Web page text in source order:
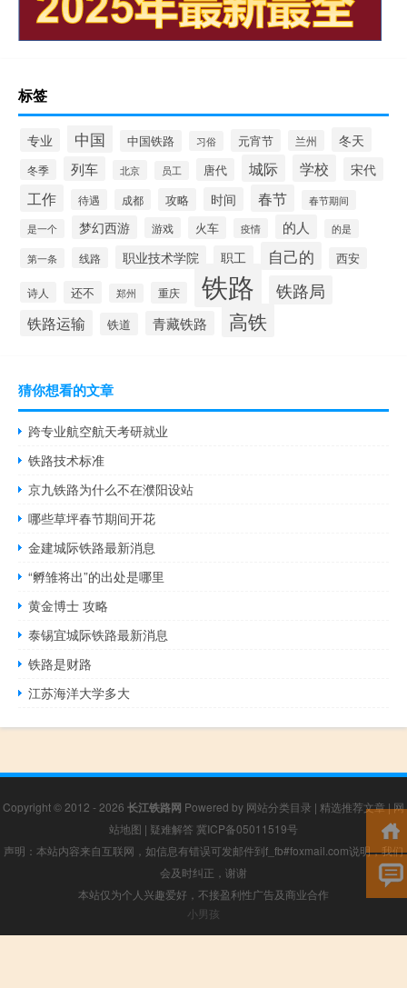
标签
专业 中国 中国铁路 习俗 元宵节 兰州 冬天
冬季 列车 北京 员工 唐代 城际 学校 宋代
工作 待遇 成都 攻略 时间 春节 春节期间
是一个 梦幻西游 游戏 火车 疫情 的人 的是
第一条 线路 职业技术学院 职工 自己的 西安
诗人 还不 郑州 重庆 铁路 铁路局
铁路运输 铁道 青藏铁路 高铁
猜你想看的文章
跨专业航空航天考研就业
铁路技术标准
京九铁路为什么不在濮阳设站
哪些草坪春节期间开花
金建城际铁路最新消息
“孵雏将出”的出处是哪里
黄金博士 攻略
泰锡宜城际铁路最新消息
铁路是财路
江苏海洋大学多大
Copyright © 2012 - 2026 长江铁路网 Powered by 网站分类目录 | 精选推荐文章|网
站地图 | 疑难解答 冀ICP备05011519号
声明：本站内容来自互联网，如信息有错误可发邮件到f_fb#foxmail.com说明，我们
会及时纠正，谢谢
本站仅为个人兴趣爱好，不接盈利性广告及商业合作
小男孩